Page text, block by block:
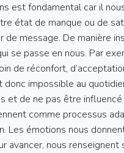
est fondamental car il
état de manque ou de
de message. De manière
se passe en nous. Par
de réconfort,
donc impossible au
et de ne pas être
comme processus
Les émotions nous
avancer, nous renseignent